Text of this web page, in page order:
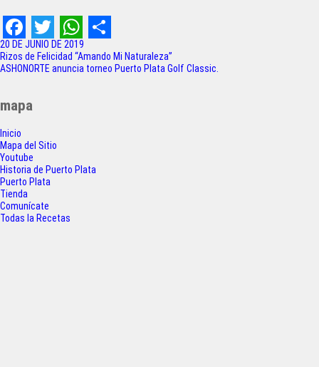
F
a
c
e
b
o
o
k
T
w
t
t
e
r
W
h
A
p
S
h
20 DE JUNIO DE 2019
Navegación
Rizos de Felicidad “Amando Mi Naturaleza”
ASHONORTE anuncia torneo Puerto Plata Golf Classic.
mapa
Inicio
Mapa del Sitio
Youtube
Historia de Puerto Plata
Puerto Plata
Tienda
Comunícate
Todas la Recetas